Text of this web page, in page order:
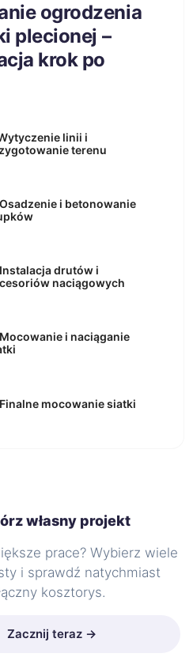
ogrodzenia
plecionej –
krok po
linii i
terenu
i betonowanie
drutów i
naciągowych
i naciąganie
mocowanie siatki
własny projekt
prace? Wybierz wiele
i sprawdź natychmiast
kosztorys.
Zacznij teraz →